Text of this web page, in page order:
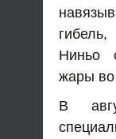
Ниньо
жары во
В